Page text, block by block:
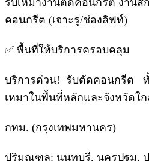
รับเหมางานตัดคอนกรีต งาน
คอนกรีต (เจาะรู/ช่องลิฟท์)
✅ พื้นที่ให้บริการครอบคลุม
บริการด่วน! รับตัดคอนกรีต ทั้
เหมาในพื้นที่หลักและจังหวัดใก
กทม. (กรุงเทพมหานคร)
ปริมณฑล: นนทบุรี, นครปฐม,